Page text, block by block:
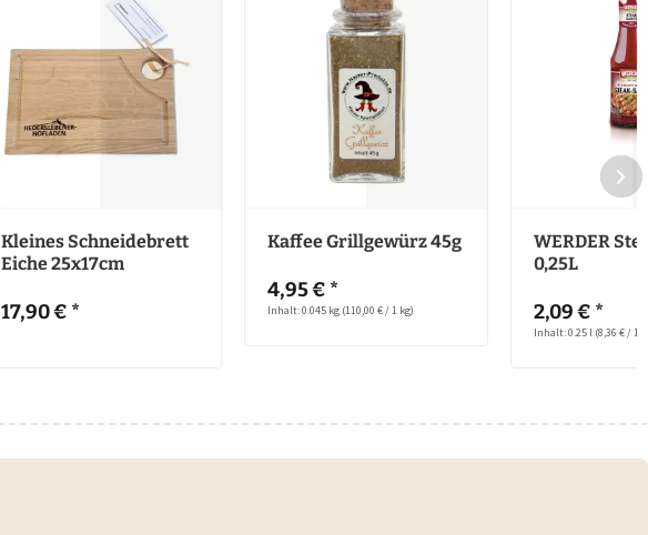
Kleines Schneidebrett
Eiche 25x17cm
17,90 € *
Kaffee Grillgewürz 45g
4,95 € *
Inhalt: 0.045 kg (110,00 € / 1 kg)
WERDER
0,25L
2,09 € *
Inhalt: 0.25 l (8,36 € / 1 l)